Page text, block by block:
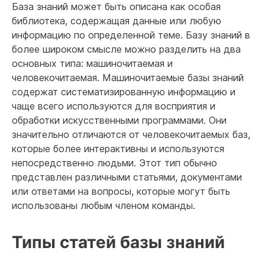
База знаний может быть описана как особая
библиотека, содержащая данные или любую
информацию по определенной теме. Базу знаний в
более широком смысле можно разделить на два
основных типа: машиночитаемая и
человекочитаемая. Машиночитаемые базы знаний
содержат систематизированную информацию и
чаще всего используются для восприятия и
обработки искусственными программами. Они
значительно отличаются от человекочитаемых баз,
которые более интерактивны и используются
непосредственно людьми. Этот тип обычно
представлен различными статьями, документами
или ответами на вопросы, которые могут быть
использованы любым членом команды.
Типы статей базы знаний